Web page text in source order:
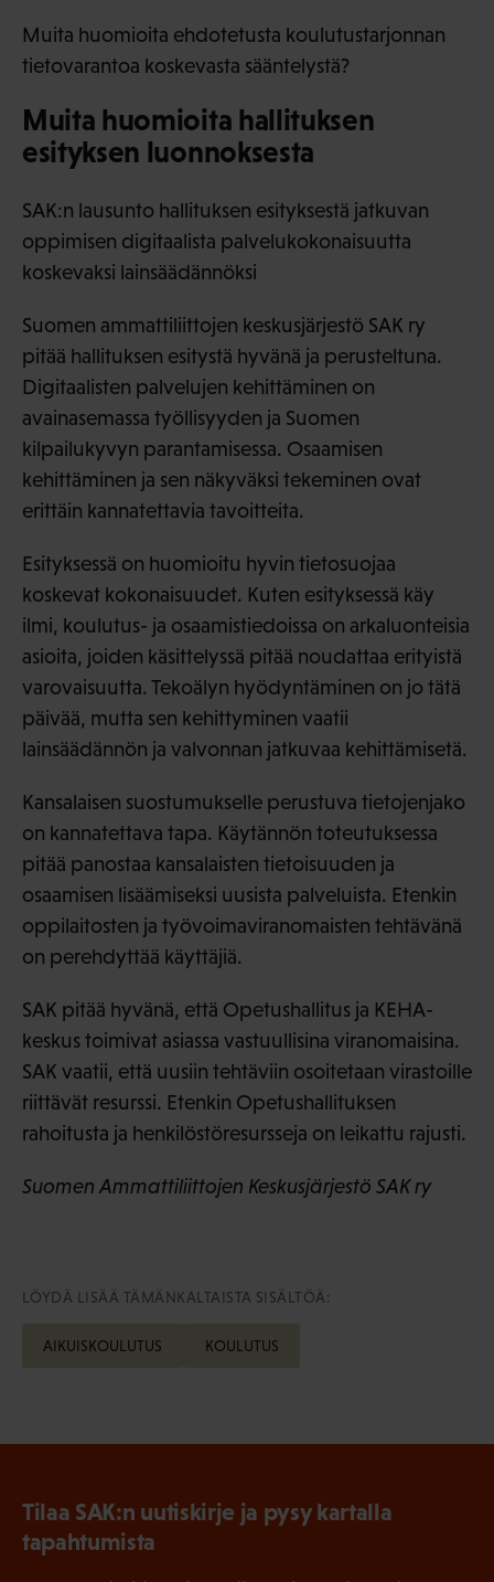
Muita huomioita ehdotetusta koulutustarjonnan
tietovarantoa koskevasta sääntelystä?
Muita huomioita hallituksen
esityksen luonnoksesta
SAK:n lausunto hallituksen esityksestä jatkuvan
oppimisen digitaalista palvelukokonaisuutta
koskevaksi lainsäädännöksi
Suomen ammattiliittojen keskusjärjestö SAK ry
pitää hallituksen esitystä hyvänä ja perusteltuna.
Digitaalisten palvelujen kehittäminen on
avainasemassa työllisyyden ja Suomen
kilpailukyvyn parantamisessa. Osaamisen
kehittäminen ja sen näkyväksi tekeminen ovat
erittäin kannatettavia tavoitteita.
Esityksessä on huomioitu hyvin tietosuojaa
koskevat kokonaisuudet. Kuten esityksessä käy
ilmi, koulutus- ja osaamistiedoissa on arkaluonteisia
asioita, joiden käsittelyssä pitää noudattaa erityistä
varovaisuutta. Tekoälyn hyödyntäminen on jo tätä
päivää, mutta sen kehittyminen vaatii
lainsäädännön ja valvonnan jatkuvaa kehittämisetä.
Kansalaisen suostumukselle perustuva tietojenjako
on kannatettava tapa. Käytännön toteutuksessa
pitää panostaa kansalaisten tietoisuuden ja
osaamisen lisäämiseksi uusista palveluista. Etenkin
oppilaitosten ja työvoimaviranomaisten tehtävänä
on perehdyttää käyttäjiä.
SAK pitää hyvänä, että Opetushallitus ja KEHA-
keskus toimivat asiassa vastuullisina viranomaisina.
SAK vaatii, että uusiin tehtäviin osoitetaan virastoille
riittävät resurssi. Etenkin Opetushallituksen
rahoitusta ja henkilöstöresursseja on leikattu rajusti.
Suomen Ammattiliittojen Keskusjärjestö SAK ry
LÖYDÄ LISÄÄ TÄMÄNKALTAISTA SISÄLTÖÄ:
AIKUISKOULUTUS KOULUTUS
Tilaa SAK:n uutiskirje ja pysy kartalla
tapahtumista